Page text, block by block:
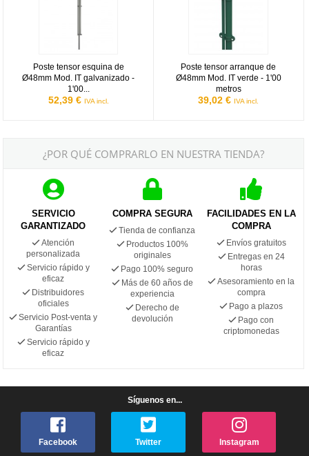
Poste tensor esquina de
Ø48mm Mod. IT galvanizado -
1'00...
52,39 € IVA incl.
Poste tensor arranque de
Ø48mm Mod. IT verde - 1'00
metros
39,02 € IVA incl.
¿POR QUÉ COMPRARLO EN NUESTRA TIENDA?
SERVICIO
GARANTIZADO
Atención
personalizada
Servicio rápido y
eficaz
Distribuidores
oficiales
Servicio Post-venta y
Garantías
Servicio rápido y
eficaz
COMPRA SEGURA
Tienda de confianza
Productos 100%
originales
Pago 100% seguro
Más de 60 años de
experiencia
Derecho de
devolución
FACILIDADES EN LA
COMPRA
Envíos gratuitos
Entregas en 24
horas
Asesoramiento en la
compra
Pago a plazos
Pago con
criptomonedas
Síguenos en...
Facebook Twitter Instagram